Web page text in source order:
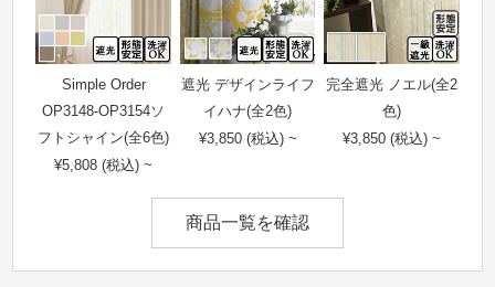
Simple Order
OP3148-OP3154ソ
フトシャイン(全6色)
¥5,808 (税込) ~
遮光 デザインライフ
イハナ(全2色)
¥3,850 (税込) ~
完全遮光 ノエル(全2
色)
¥3,850 (税込) ~
商品一覧を確認